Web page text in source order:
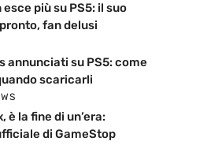
esce più su PS5: il suo
pronto, fan delusi
annunciati su PS5: come
scaricarli
è la fine di un’era:
di GameStop